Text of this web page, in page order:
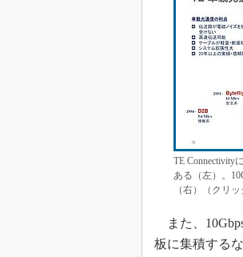
TE Connectivity
ある（左）。
（右）（クリ
また、
板に集積する